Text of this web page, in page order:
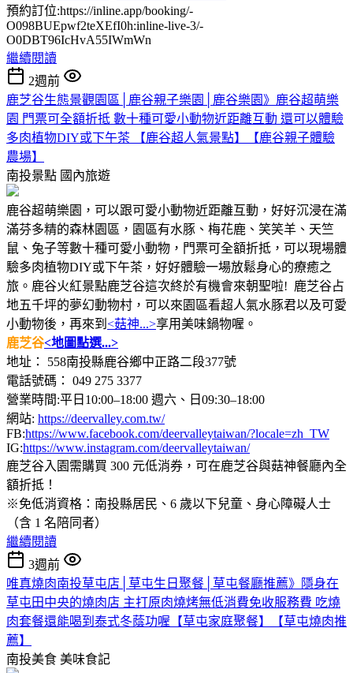
預約訂位:https://inline.app/booking/-
O098BUEpwf2teXEfI0h:inline-live-3/-
O0DBT96IcHvA55IWmWn
繼續閱讀
2週前
鹿芝谷生態景觀園區│鹿谷親子樂園│鹿谷樂園》鹿谷超萌樂
園 門票可全額折抵 數十種可愛小動物近距離互動 還可以體驗
多肉植物DIY或下午茶 【鹿谷超人氣景點】【鹿谷親子體驗
農場】
南投景點 國內旅遊
鹿谷超萌樂園，可以跟可愛小動物近距離互動，好好沉浸在滿
滿芬多精的森林園區，園區有水豚、梅花鹿、笑笑羊、天竺
鼠、兔子等數十種可愛小動物，門票可全額折抵，可以現場體
驗多肉植物DIY或下午茶，好好體驗一場放鬆身心的療癒之
旅。鹿谷火紅景點鹿芝谷這次終於有機會來朝聖啦! 鹿芝谷占
地五千坪的夢幻動物村，可以來園區看超人氣水豚君以及可愛
小動物後，再來到 <菇神...>享用美味鍋物喔。
鹿芝谷<地圖點選...>
地址： 558南投縣鹿谷鄉中正路二段377號
電話號碼： 049 275 3377
營業時間:平日10:00–18:00 週六、日09:30–18:00
網站: https://deervalley.com.tw/
FB:https://www.facebook.com/deervalleytaiwan/?locale=zh_TW
IG:https://www.instagram.com/deervalleytaiwan/
鹿芝谷入園需購買 300 元低消券，可在鹿芝谷與菇神餐廳內全
額折抵！
※免低消資格：南投縣居民、6 歲以下兒童、身心障礙人士
（含 1 名陪同者）
繼續閱讀
3週前
唯真燒肉南投草屯店│草屯生日聚餐│草屯餐廳推薦》隱身在
草屯田中央的燒肉店 主打原肉燒烤無低消費免收服務費 吃燒
肉套餐還能喝到泰式冬蔭功喔【草屯家庭聚餐】【草屯燒肉推
薦】
南投美食 美味食記